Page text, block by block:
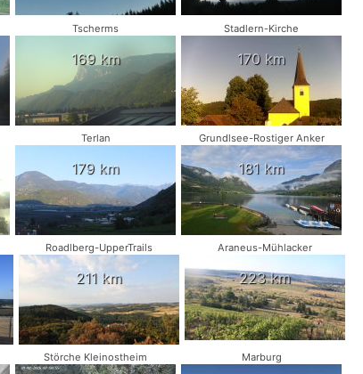
Tscherms
169 km
Stadlern-Kirche
170 km
Terlan
179 km
Grundlsee-Rostiger Anker
181 km
Roadlberg-UpperTrails
211 km
Araneus-Mühlacker
223 km
Störche Kleinostheim Marburg